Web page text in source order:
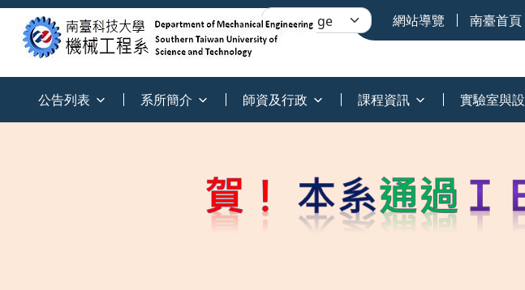
網站導覽 南臺首頁
公告列表 系所簡介 師資及行政 課程資訊 實驗室與